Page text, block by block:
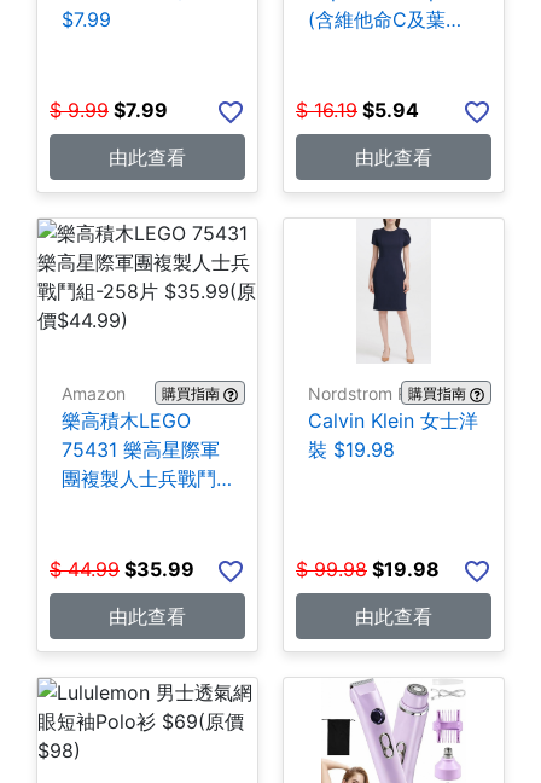
$7.99
$ 9.99 $7.99
由此查看
(含維他命C及葉酸)
$ 16.19 $5.94
由此查看
Amazon 購買指南
樂高積木LEGO
75431 樂高星際軍
團複製人士兵戰鬥
$ 44.99 $35.99
由此查看
Nordstrom Rack購買指南
Calvin Klein 女士洋
裝 $19.98
$ 99.98 $19.98
由此查看